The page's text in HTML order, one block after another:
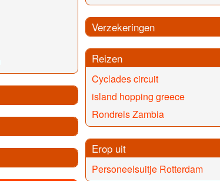
Verzekeringen
Reizen
Cyclades circuit
island hopping greece
Rondreis Zambia
Erop uit
Personeelsuitje Rotterdam